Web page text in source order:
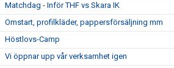
Matchdag - Inför THF vs Skara IK
Omstart, profilkläder, pappersförsäljning mm
Höstlovs-Camp
Vi öppnar upp vår verksamhet igen